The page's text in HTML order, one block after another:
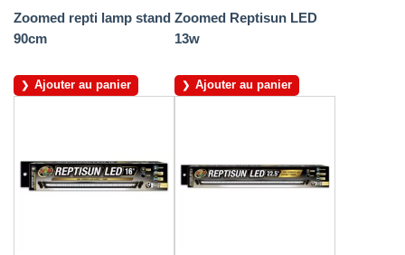
Zoomed repti lamp stand
90cm
Ajouter au panier
Zoomed Reptisun LED
13w
Ajouter au panier